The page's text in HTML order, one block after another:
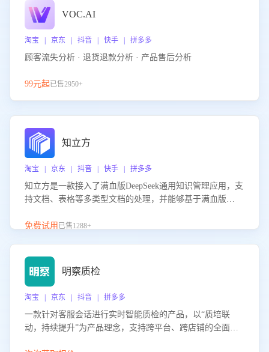
VOC.AI
淘宝 | 京东 | 抖音 | 快手 | 拼多多
顾客流失分析 · 退货退款分析 · 产品售后分析
99元起已售2950+
知立方
淘宝 | 京东 | 抖音 | 快手 | 拼多多
知立方是一款接入了满血版DeepSeek通用知识管理应用，支
持文档、表格等多类型文档的处理，并能够基于满血版
识支持，帮助用户高效管理和利用知识资源。通过该产品，
免费试用 已售1288+
明察质检
淘宝 | 京东 | 抖音 | 拼多多
一款针对客服会话进行实时智能质检的产品，以“质培联
动，持续提升”为产品理念，支持跨平台、跨店铺的全面、